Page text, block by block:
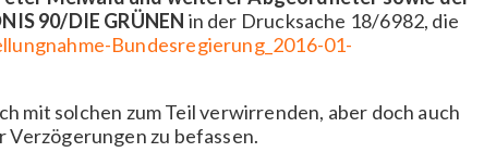
90/DIE GRÜNEN in der Drucksache 18/6982, die
Bundesregierung_2016-01-
mit solchen zum Teil verwirrenden, aber doch auch
zu befassen.